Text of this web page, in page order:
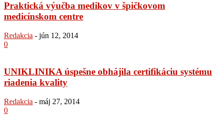
Praktická výučba medikov v špičkovom
medicínskom centre
Redakcia - jún 12, 2014
0
UNIKLINIKA úspešne obhájila certifikáciu systému
riadenia kvality
Redakcia - máj 27, 2014
0